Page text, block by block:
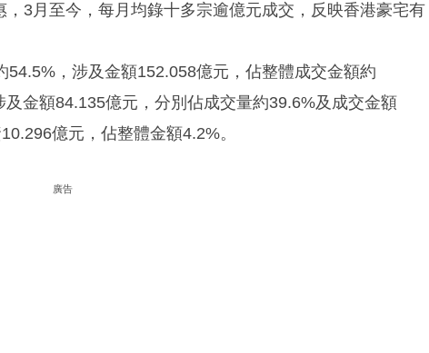
3月至今，每月均錄十多宗逾億元成交，反映香港豪宅有
，涉及金額152.058億元，佔整體成交金額約
金額84.135億元，分別佔成交量約39.6%及成交金額
億元，佔整體金額4.2%。
廣告